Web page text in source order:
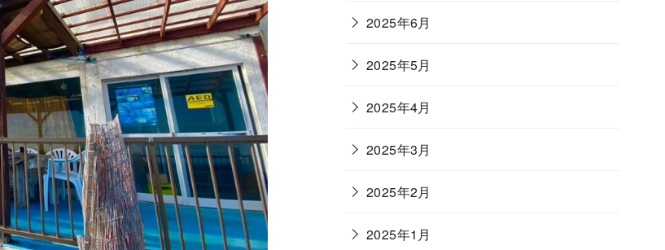
2025年6月
2025年5月
2025年4月
2025年3月
2025年2月
2025年1月